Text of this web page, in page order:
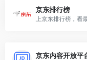
京东排行榜
京东内容开放平